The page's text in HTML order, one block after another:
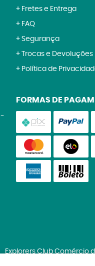
Fretes e Entrega
FAQ
Segurança
Trocas e Devoluções
Política de
-
FORMAS DE
Explorers Club Comércio